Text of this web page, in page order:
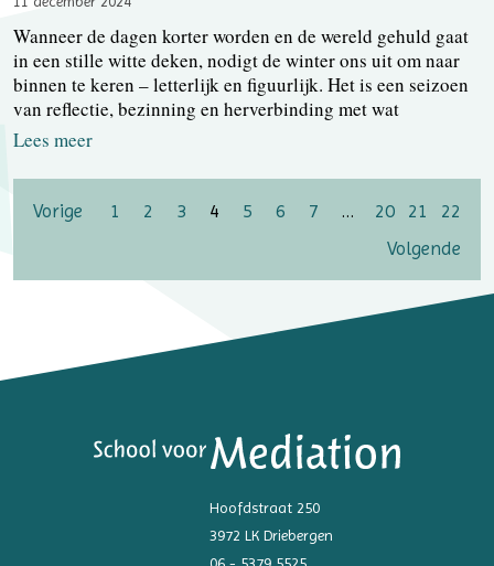
Wanneer de dagen korter worden en de wereld gehuld gaat
in een stille witte deken, nodigt de winter ons uit om naar
binnen te keren – letterlijk en figuurlijk. Het is een seizoen
van reflectie, bezinning en herverbinding met wat
Lees meer
Vorige 1 2 3 4 5 6 7 … 20 21
22
Volgende
Hoofdstraat 250
3972 LK Driebergen